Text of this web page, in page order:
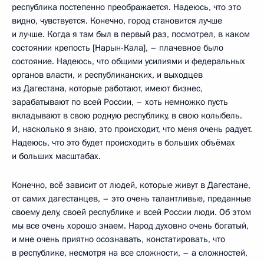
республика постепенно преображается. Надеюсь, что это
видно, чувствуется. Конечно, город становится лучше
и лучше. Когда я там был в первый раз, посмотрел, в каком
состоянии крепость [Нарын-Кала], – плачевное было
состояние. Надеюсь, что общими усилиями и федеральных
органов власти, и республиканских, и выходцев
из Дагестана, которые работают, имеют бизнес,
зарабатывают по всей России, – хоть немножко пусть
вкладывают в свою родную республику, в свою колыбель.
И, насколько я знаю, это происходит, что меня очень радует.
Надеюсь, что это будет происходить в больших объёмах
и больших масштабах.
Конечно, всё зависит от людей, которые живут в Дагестане,
от самих дагестанцев, – это очень талантливые, преданные
своему делу, своей республике и всей России люди. Об этом
мы все очень хорошо знаем. Народ духовно очень богатый,
и мне очень приятно осознавать, констатировать, что
в республике, несмотря на все сложности, – а сложностей,